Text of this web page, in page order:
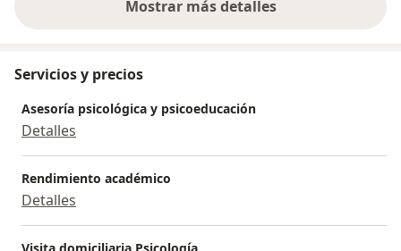
Mostrar más detalles
sobre la experiencia
Servicios y precios
Asesoría psicológica y psicoeducación
Detalles
Rendimiento académico
Detalles